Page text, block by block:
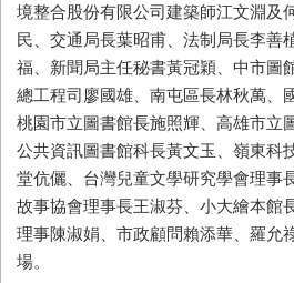
境整合股份有限公司建築師江文淵及
民、交通局長葉昭甫、法制局長李善
福、新聞局主任秘書黃冠穎、中市圖
總工程司廖國雄、南屯區長林秋萬、
桃園市立圖書館長施照輝、高雄市立
公共資訊圖書館科長黃文玉、嶺東科
堂伉儷、台灣兒童文學研究學會理事
故事協會理事長王淑芬、小大繪本館
理事陳淑娟、市政顧問賴添華、羅允
場。